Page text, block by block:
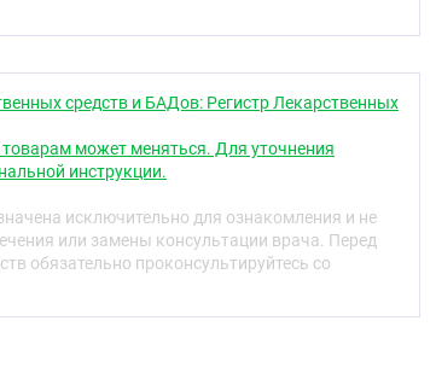
снижение способности к обучению
детей от 3 лет разработаны
Спокойствие.
глицин, магний и витамин B6,
и мяты – оказывают
и торможения в центральной
при повышенных нагрузках
средств и БАДов: Регистр Лекарственных
может меняться. Для уточнения
инструкции.
исключительно для ознакомления и не
или замены консультации врача. Перед
обязательно проконсультируйтесь со